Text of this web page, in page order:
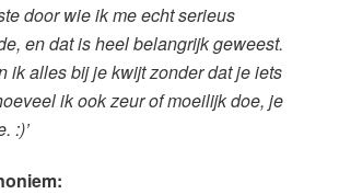
door wie ik me echt serieus
en dat is heel belangrijk geweest.
ik alles bij je kwijt zonder dat je iets
ik ook zeur of moeilijk doe, je
:)’